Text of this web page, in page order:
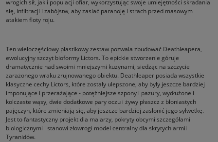
wrogich sił, jak i populacji ofiar, wykorzystując swoje umiejętności skradania
się, infiltracji i zabójstw, aby zasiać paranoję i strach przed masowym
atakiem floty roju.
Ten wieloczęściowy plastikowy zestaw pozwala zbudować Deathleapera,
ewolucyjny szczyt bioformy Lictors. To epickie stworzenie góruje
dramatycznie nad swoimi mniejszymi kuzynami, siedząc na szczycie
zarażonego wraku zrujnowanego obiektu. Deathleaper posiada wszystkie
klasyczne cechy Lictors, które zostały ulepszone, aby były jeszcze bardziej
imponujące i przerażające - potężniejsze szpony i pazury, wydłużone i
kolczaste wąsy, dwie dodatkowe pary oczu i żywy płaszcz z błoniastych
pajęczyn, które zmieniają się, aby jeszcze bardziej zasłonić jego sylwetkę.
Jest to fantastyczny projekt dla malarzy, pokryty obcymi szczegółami
biologicznymi i stanowi złowrogi model centralny dla skrytych armii
Tyranidów.